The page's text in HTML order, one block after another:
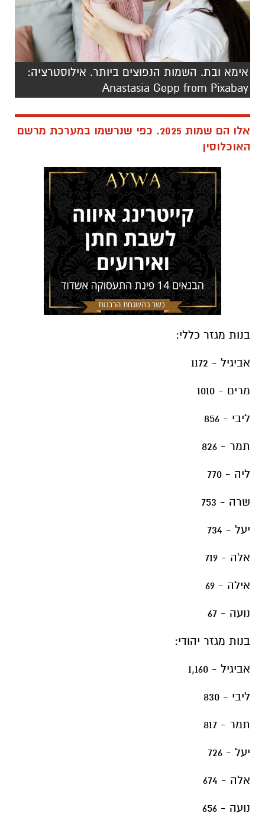
אימא ובת. השמות הנפוצים ביותר. אילוסטרציה:
Anastasia Gepp from Pixabay
אלו הם שמות 2025. כפי שנרשמו במערכת מרשם
האוכלוסין
בנות מגזר כללי:
אביגיל - 1172
מרים - 1010
ליבי - 856
תמר - 826
ליה - 770
שרה - 753
יעל - 734
אלה - 719
אילה - 69
נועה - 67
בנות מגזר יהודי:
אביגיל - 1,160
ליבי - 830
תמר - 817
יעל - 726
אלה - 674
נועה - 656